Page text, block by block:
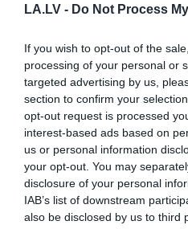
LA.LV - Do Not Process
If you wish to opt-out of the
processing of your personal or
targeted advertising by us,
section to confirm your
opt-out request is processed
interest-based ads based on
us or personal information
your opt-out. You may
disclosure of your personal
IAB’s list of downstream
also be disclosed by us to third
Dienas personība ar Veltu
1. daļa
pirms 2 gadiem
Jūnijs, 2022
Pilnais raidījums